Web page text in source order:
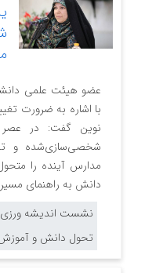
عضو هیئت علمی
با اشاره به ضرورت
نوین گفت: در
شخصی‌سازی‌شده و
مدارس آینده را
دانش به راهنمای
نشست اندیشه ورزی
تحول دانش و